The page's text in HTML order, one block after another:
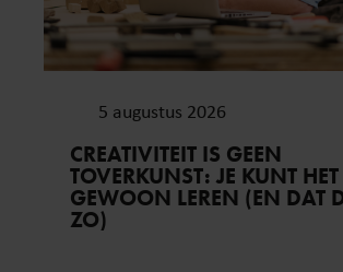
5 augustus 2026
CREATIVITEIT IS GEEN
TOVERKUNST: JE KUNT HET
GEWOON LEREN (EN DAT
ZO)